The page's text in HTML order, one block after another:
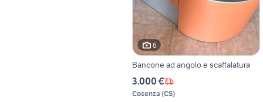
6
Bancone ad angolo e scaffalatura
3.000 €
Cosenza (CS)